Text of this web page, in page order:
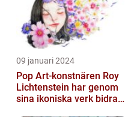
09 januari 2024
Pop Art-konstnären Roy
Lichtenstein har genom
sina ikoniska verk bidragit